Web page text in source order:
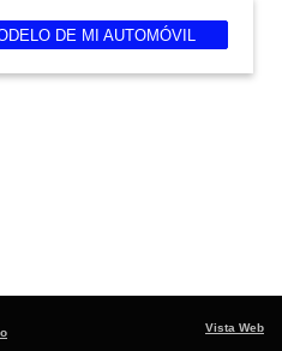
DE MI AUTOMÓVIL
Vista Web